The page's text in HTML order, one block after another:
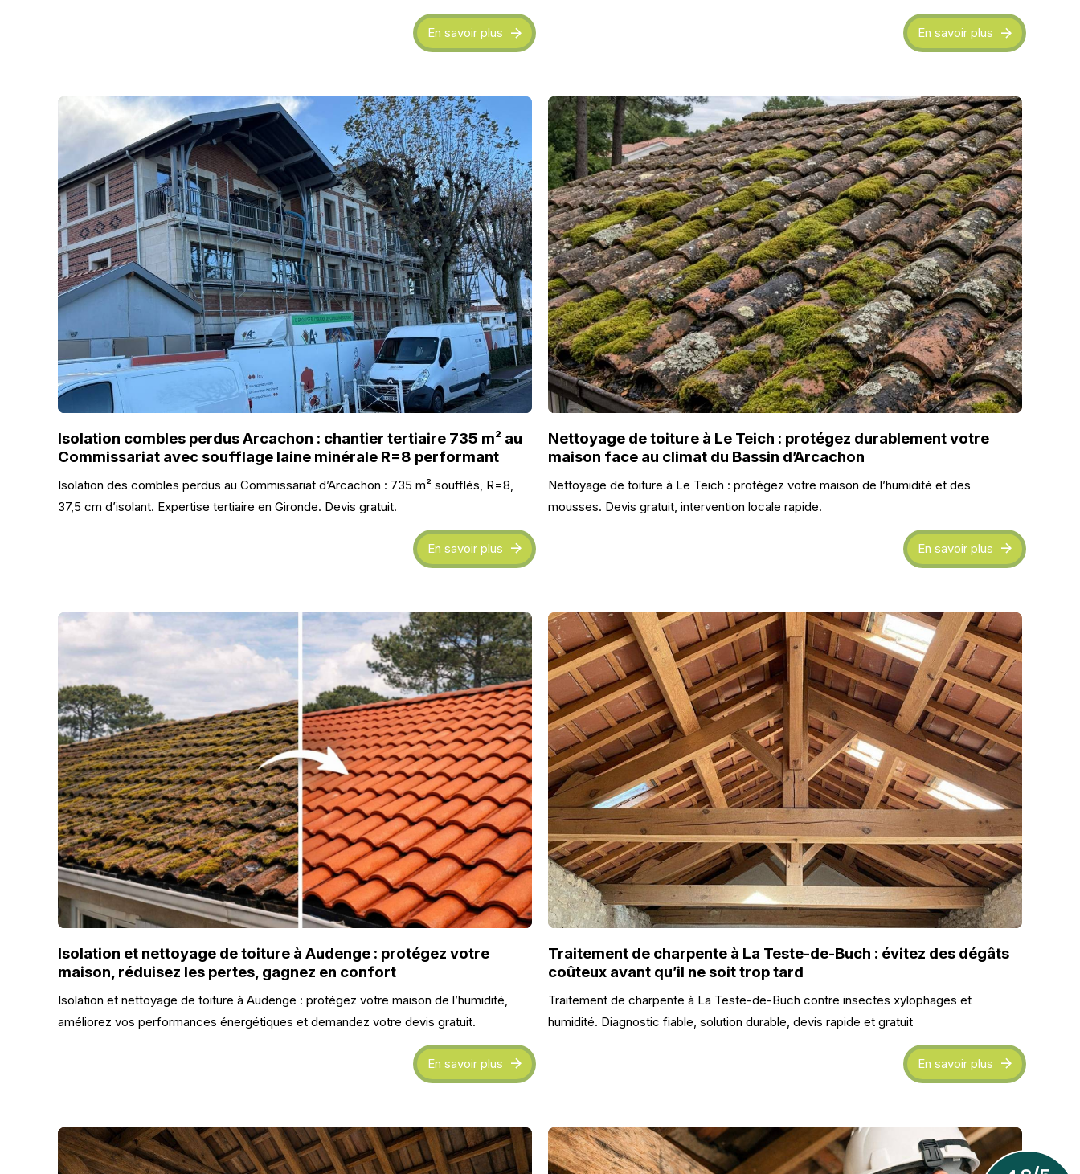
En savoir plus En savoir plus
Isolation combles perdus Arcachon : chantier tertiaire 735 m² au
Commissariat avec soufflage laine minérale R=8 performant
Isolation des combles perdus au Commissariat d’Arcachon : 735 m² soufflés, R=8,
37,5 cm d’isolant. Expertise tertiaire en Gironde. Devis gratuit.
En savoir plus
Nettoyage de toiture à Le Teich : protégez durablement votre
maison face au climat du Bassin d’Arcachon
Nettoyage de toiture à Le Teich : protégez votre maison de l’humidité et des
mousses. Devis gratuit, intervention locale rapide.
En savoir plus
Isolation et nettoyage de toiture à Audenge : protégez votre
maison, réduisez les pertes, gagnez en confort
Isolation et nettoyage de toiture à Audenge : protégez votre maison de l’humidité,
améliorez vos performances énergétiques et demandez votre devis gratuit.
En savoir plus
Traitement de charpente à La Teste-de-Buch : évitez des dégâts
coûteux avant qu’il ne soit trop tard
Traitement de charpente à La Teste-de-Buch contre insectes xylophages et
humidité. Diagnostic fiable, solution durable, devis rapide et gratuit
En savoir plus